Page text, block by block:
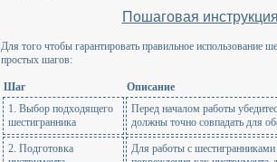
Пошаговая
Для того чтобы гарантировать правильное использование
простых шагов:
Шаг
Описание
1. Выбор подходящего
шестигранника
Перед началом работы
должны точно совпадать для
2. Подготовка
Для работы с